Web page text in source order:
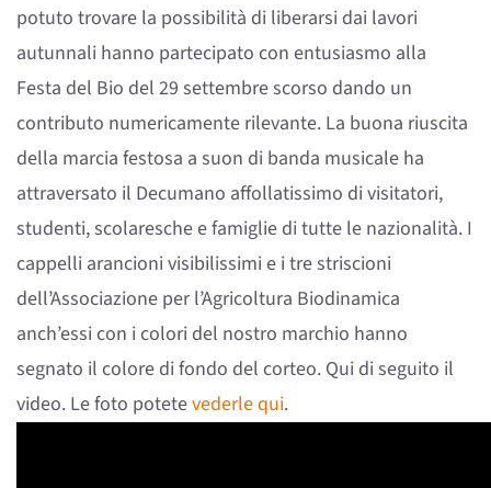
potuto trovare la possibilità di liberarsi dai lavori
autunnali hanno partecipato con entusiasmo alla
Festa del Bio del 29 settembre scorso dando un
contributo numericamente rilevante. La buona riuscita
della marcia festosa a suon di banda musicale ha
attraversato il Decumano affollatissimo di visitatori,
studenti, scolaresche e famiglie di tutte le nazionalità. I
cappelli arancioni visibilissimi e i tre striscioni
dell’Associazione per l’Agricoltura Biodinamica
anch’essi con i colori del nostro marchio hanno
segnato il colore di fondo del corteo. Qui di seguito il
video. Le foto potetevederle qui.